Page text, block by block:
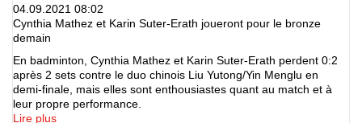
04.09.2021 08:02
Cynthia Mathez et Karin Suter-Erath joueront pour le bronze
demain
En badminton, Cynthia Mathez et Karin Suter-Erath perdent 0:2
après 2 sets contre le duo chinois Liu Yutong/Yin Menglu en
demi-finale, mais elles sont enthousiastes quant au match et à
leur propre performance.
Lire plus